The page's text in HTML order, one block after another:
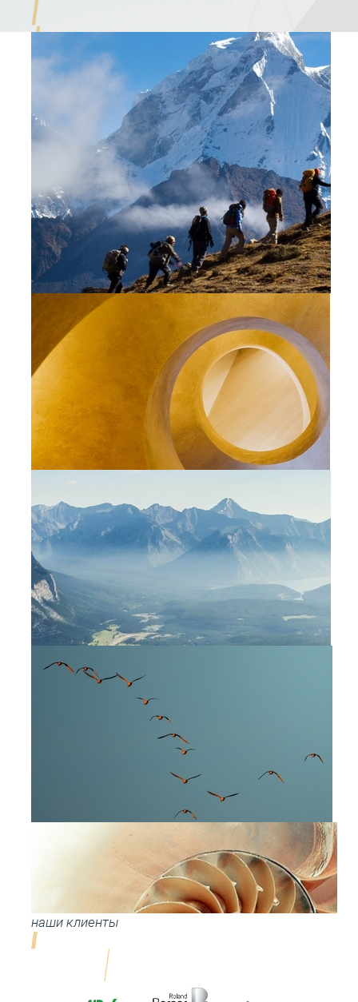
Подход к лидерскому развитию,
с гарантированным результатом
наши клиенты